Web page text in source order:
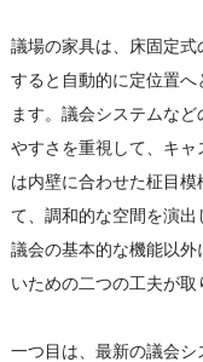
議場の家具は、床固定
すると自動的に定位置
ます。議会システムな
やすさを重視して、キ
は内壁に合わせた柾目
て、調和的な空間を演出
議会の基本的な機能以
いための二つの工夫が取
一つ目は、最新の議会シ